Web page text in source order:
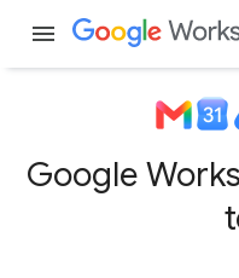
menu
Google